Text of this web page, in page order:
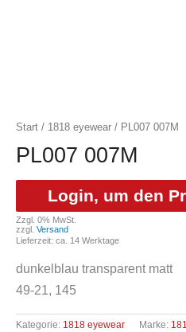
Start / 1818 eyewear / PL007 007M
PL007 007M
Login, um den
Zzgl. 0% MwSt.
zzgl. Versand
Lieferzeit: ca. 14 Werktage
dunkelblau transparent matt
49-21, 145
Kategorie: 1818 eyewear Marke: